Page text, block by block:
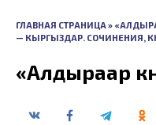
ГЛАВНАЯ СТРАНИЦА»
— КЫРГЫЗДАР. СОЧИНЕНИЯ,
«Алдыраар